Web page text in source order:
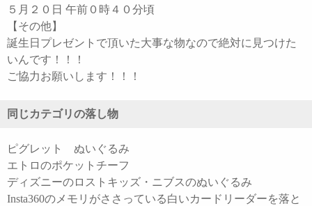
５月２０日 午前０時４０分頃
【その他】
誕生日プレゼントで頂いた大事な物なので絶対に見つけた
いんです！！！
ご協力お願いします！！！
同じカテゴリの落し物
ピグレット ぬいぐるみ
エトロのポケットチーフ
ディズニーのロストキッズ・ニブスのぬいぐるみ
Insta360のメモリがささっている白いカードリーダーを落と